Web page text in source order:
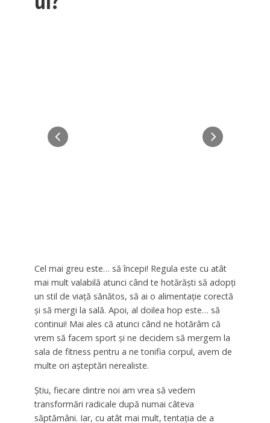
Cel mai greu este… să începi! Regula este cu atât
mai mult valabilă atunci când te hotărăşti să adopţi
un stil de viaţă sănătos, să ai o alimentaţie corectă
şi să mergi la sală. Apoi, al doilea hop este… să
continui! Mai ales că atunci când ne hotărâm că
vrem să facem sport şi ne decidem să mergem la
sala de fitness pentru a ne tonifia corpul, avem de
multe ori aşteptări nerealiste.
Ştiu, fiecare dintre noi am vrea să vedem
transformări radicale după numai câteva
săptămâni. Iar, cu atât mai mult, tentaţia de a